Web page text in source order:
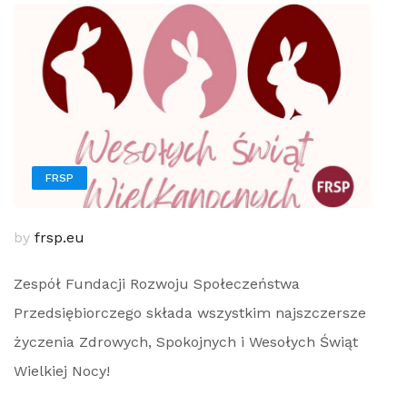
FRSP
by frsp.eu
Zespół Fundacji Rozwoju Społeczeństwa
Przedsiębiorczego składa wszystkim najszczersze
życzenia Zdrowych, Spokojnych i Wesołych Świąt
Wielkiej Nocy!